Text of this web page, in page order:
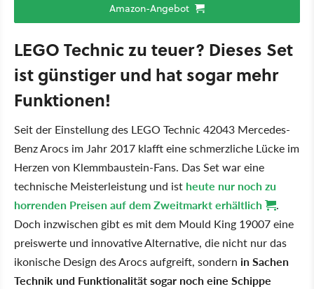
Amazon-Angebot
LEGO Technic zu teuer? Dieses Set
ist günstiger und hat sogar mehr
Funktionen!
Seit der Einstellung des LEGO Technic 42043 Mercedes-
Benz Arocs im Jahr 2017 klafft eine schmerzliche Lücke im
Herzen von Klemmbaustein-Fans. Das Set war eine
technische Meisterleistung und ist heute nur noch zu
horrenden Preisen auf dem Zweitmarkt erhältlich
.
Doch inzwischen gibt es mit dem Mould King 19007 eine
preiswerte und innovative Alternative, die nicht nur das
ikonische Design des Arocs aufgreift, sondern in Sachen
Technik und Funktionalität sogar noch eine Schippe